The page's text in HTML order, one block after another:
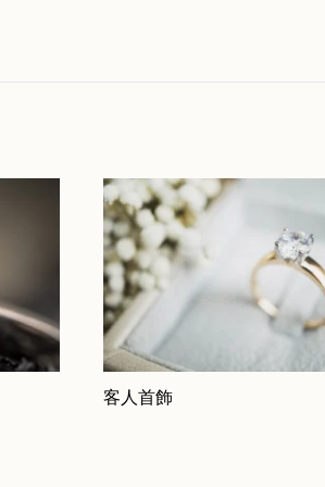
客人首飾